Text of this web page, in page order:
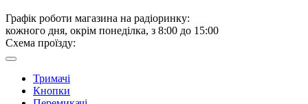
Графік роботи магазина на радіоринку:
кожного дня, окрім понеділка, з 8:00 до 15:00
Схема проїзду:
Тримачі
Кнопки